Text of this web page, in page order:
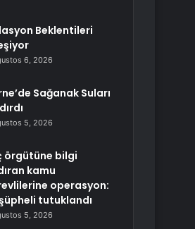
Beklentileri
6, 2026
Sağanak Suları
5, 2026
örgütüne bilgi
kamu
operasyon:
tutuklandı
5, 2026